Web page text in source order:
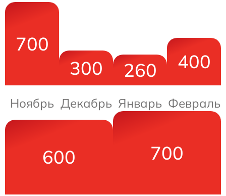
700
Ноябрь
300
Декабрь
260
Январь
400
Февраль
600 700